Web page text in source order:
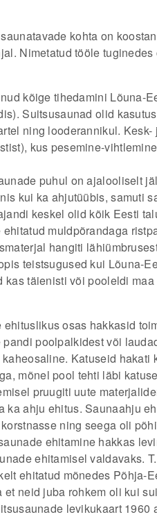
kohta on
Nimetatud tööle
kõige tihedamini Lõuna-
Suitsusaunad olid
ning looderannikul.
kus pesemine-
puhul on ajalooliselt
kui ka ahjutüübis, samuti
keskel olid kõik Eesti
muldpõrandaga
hangiti
teistsugused kui Lõuna-
täienisti või pooleldi
osas hakkasid
poolpalkidest või
Katuseid hakati
mõnel pool tehti läbi
pruugiti uute
ka ahju ehitus. Saunaahju
ning seega oli
ehitamine hakkas
ehitamisel valdavaks.
ehitatud mõnedes Põhja-
neid juba rohkem oli kui
levikukaart 1960